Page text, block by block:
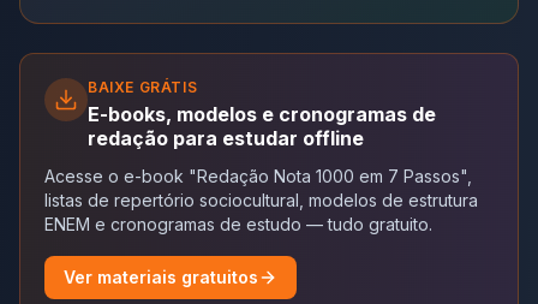
BAIXE GRÁTIS
E-books, modelos e cronogramas de
redação para estudar offline
Acesse o e-book "Redação Nota 1000 em 7 Passos",
listas de repertório sociocultural, modelos de estrutura
ENEM e cronogramas de estudo — tudo gratuito.
Ver materiais gratuitos